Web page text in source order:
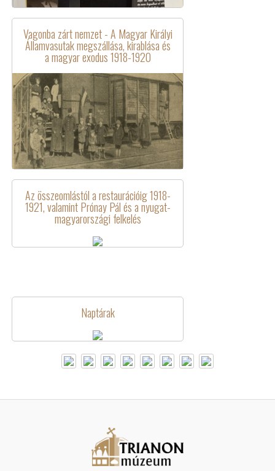
Vagonba zárt nemzet - A Magyar Királyi
Államvasutak megszállása, kirablása és
a magyar exodus 1918-1920
Az összeomlástól a restaurációig 1918-
1921, valamint Prónay Pál és a nyugat-
magyarországi felkelés
Naptárak